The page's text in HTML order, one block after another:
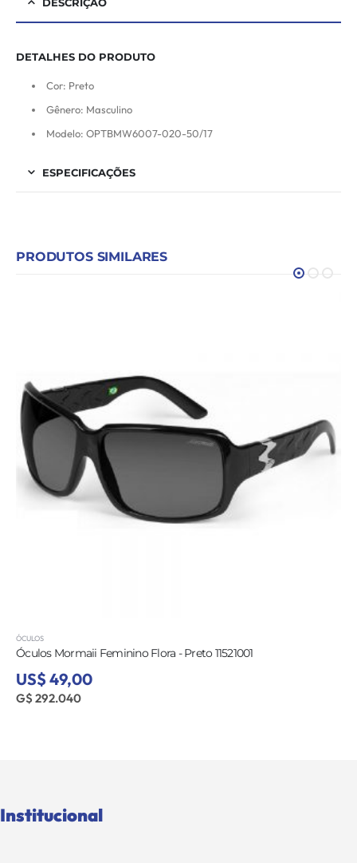
DETALHES DO PRODUTO
Cor: Preto
Gênero: Masculino
Modelo: OPTBMW6007-020-50/17
ESPECIFICAÇÕES
PRODUTOS SIMILARES
ÓCULOS
Óculos BMW Unissex SUNBMW6525-090-55/16 - Preto
US$ 218,00
G$ 1.299.280
Institucional